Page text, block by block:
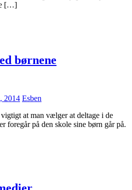
[…]
børnene
2014 Esben
at man vælger at deltage i de
foregår på den skole sine børn går på.